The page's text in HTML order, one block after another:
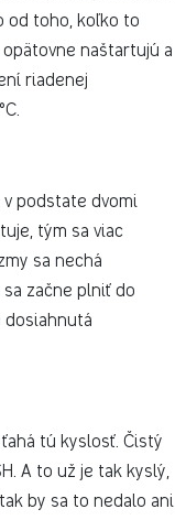
od toho, koľko to
naštartujú a
riadenej
podstate dvomi
tým sa viac
sa nechá
začne plniť do
dosiahnutá
tú kyslosť. Čistý
A to už je tak kyslý,
by sa to nedalo ani